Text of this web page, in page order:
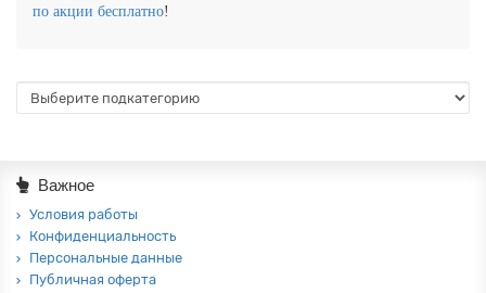
по акции бесплатно!
Важное
Условия работы
Конфиденциальность
Персональные данные
Публичная оферта